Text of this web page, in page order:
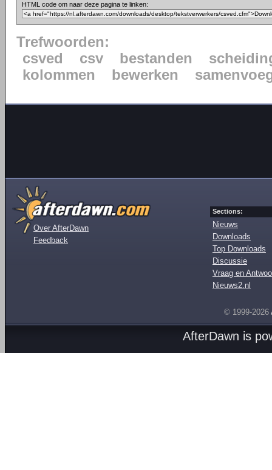
HTML code om naar deze pagina te linken:
Trefwoorden:
csved
csv bestanden
kolommen
bewerken
Over AfterDawn
Feedback
Sections:
Nieuws
Downloads
Top Downloads
Discussie
Vraag en
Nieuws2.nl
© 1999-2026
AfterDawn is